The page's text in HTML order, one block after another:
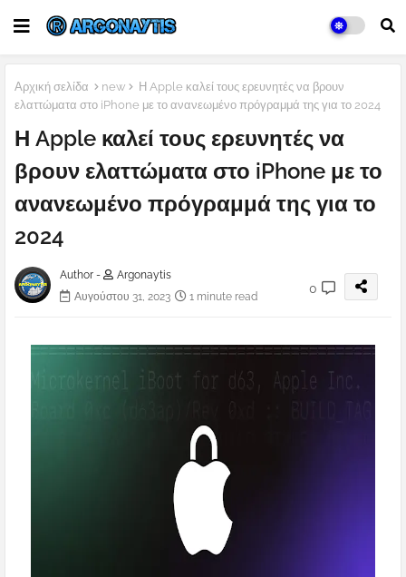
Αρχική σελίδα new
Η Apple καλεί τους ερευνητές να βρουν
ελαττώματα στο iPhone με το ανανεωμένο πρόγραμμά της για το 2024
Η Apple καλεί τους ερευνητές να
βρουν ελαττώματα στο iPhone με το
ανανεωμένο πρόγραμμά της για το
2024
Author -
Argonaytis
Αυγούστου 31, 2023
1 minute read
0